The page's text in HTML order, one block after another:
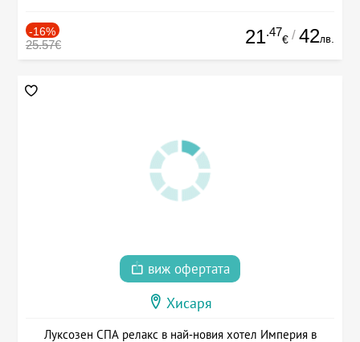
-16%
25.57€ 21.47
€ / 42лв.
виж офертата
Хисаря
Луксозен СПА релакс в най-новия хотел Империя в